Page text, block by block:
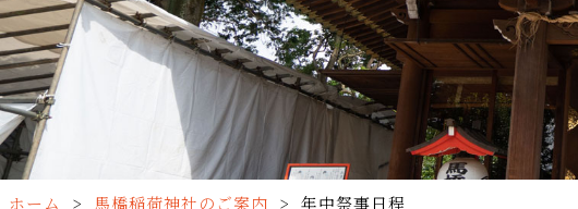
ホーム > 馬橋稲荷神社のご案内 > 年中祭事日程